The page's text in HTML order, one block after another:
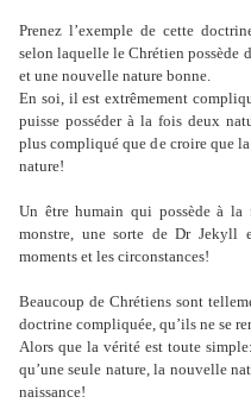
Prenez l’exemple de cette
selon laquelle le Chrétien possède
et une nouvelle nature bonne.
En soi, il est extrêmement
puisse posséder à la fois deux
plus compliqué que de croire que la
nature!
Un être humain qui possède à la
monstre, une sorte de Dr Jekyll
moments et les circonstances!
Beaucoup de Chrétiens sont
doctrine compliquée, qu’ils ne se
Alors que la vérité est toute
qu’une seule nature, la nouvelle
naissance!